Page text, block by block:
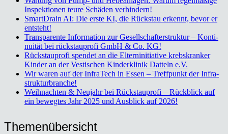
Inspek­tio­nen teu­re Schä­den ver­hin­dern!
Smart­Drain AI: Die ers­te KI, die Rück­stau erkennt, bevor er
ent­steht!
Trans­pa­ren­te Infor­ma­ti­on zur Gesell­schaf­ter­struk­tur – Kon­ti­
nui­tät bei rück­stau­pro­fi GmbH & Co. KG!
Rück­stau­pro­fi spen­det an die Eltern­in­itia­ti­ve krebs­kran­ker
Kin­der an der Ves­ti­schen Kin­der­kli­nik Dat­teln e.V.
Wir waren auf der Infra­Tech in Essen – Treff­punkt der Infra­
struk­tur­bran­che!
Weih­nach­ten & Neu­jahr bei Rück­stau­pro­fi – Rück­blick auf
ein beweg­tes Jahr 2025 und Aus­blick auf 2026!
The­men­über­sicht